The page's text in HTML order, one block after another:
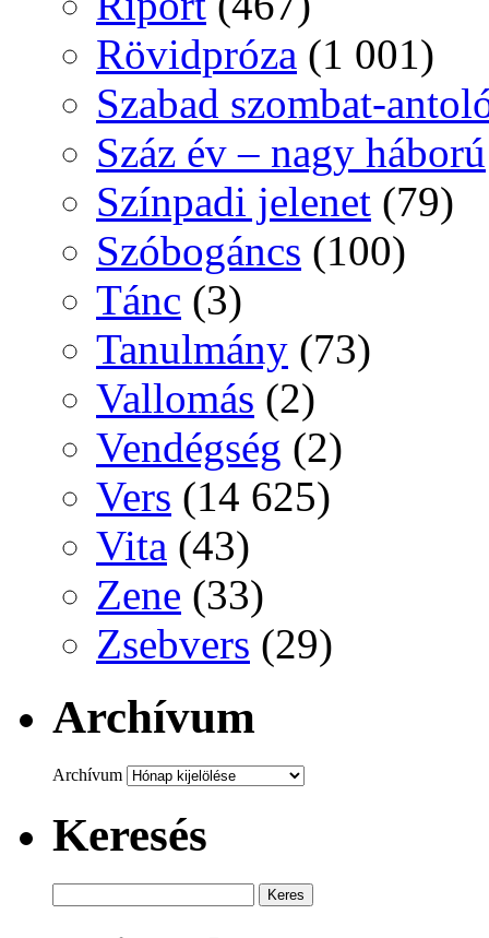
Rövidpróza (1 001)
Szabad szombat-
Száz év – nagy háború
Színpadi jelenet (79)
Szóbogáncs (100)
Tánc (3)
Tanulmány (73)
Vallomás (2)
Vendégség (2)
Vers (14 625)
Vita (43)
Zene (33)
Zsebvers (29)
Archívum
Archívum
Keresés